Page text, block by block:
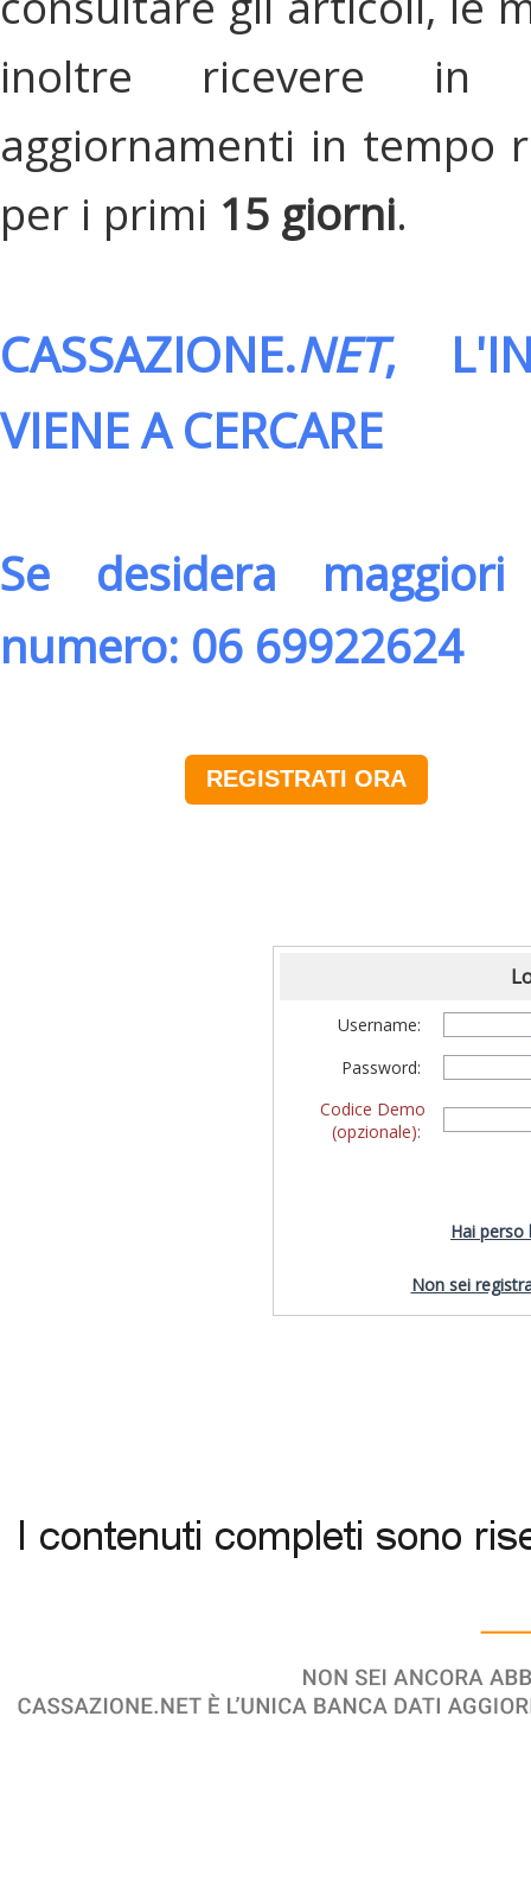
inoltre ricevere in
aggiornamenti in tempo
per i primi 15 giorni.
CASSAZIONE.NET,
VIENE A CERCARE
Se desidera
numero: 06 69922624
REGISTRATI ORA
Username:
Password:
Codice Demo
(opzionale):
Hai perso
Non sei